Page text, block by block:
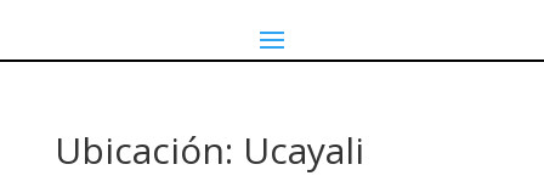
Ubicación: Ucayali